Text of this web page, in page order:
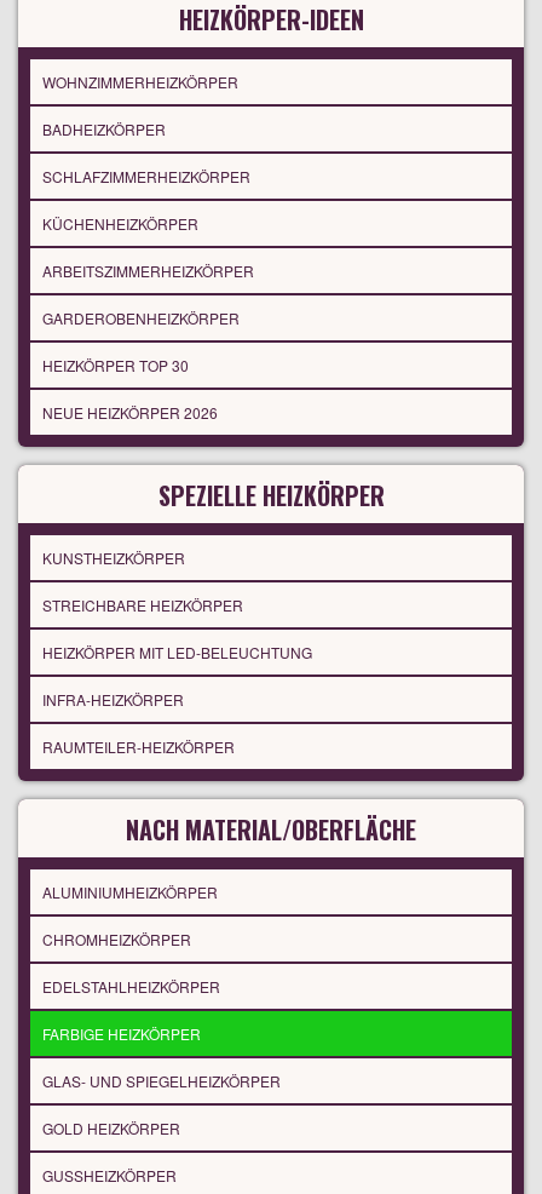
HEIZKÖRPER-IDEEN
WOHNZIMMERHEIZKÖRPER
BADHEIZKÖRPER
SCHLAFZIMMERHEIZKÖRPER
KÜCHENHEIZKÖRPER
ARBEITSZIMMERHEIZKÖRPER
GARDEROBENHEIZKÖRPER
HEIZKÖRPER TOP 30
NEUE HEIZKÖRPER 2026
SPEZIELLE HEIZKÖRPER
KUNSTHEIZKÖRPER
STREICHBARE HEIZKÖRPER
HEIZKÖRPER MIT LED-BELEUCHTUNG
INFRA-HEIZKÖRPER
RAUMTEILER-HEIZKÖRPER
NACH MATERIAL/OBERFLÄCHE
ALUMINIUMHEIZKÖRPER
CHROMHEIZKÖRPER
EDELSTAHLHEIZKÖRPER
FARBIGE HEIZKÖRPER
GLAS- UND SPIEGELHEIZKÖRPER
GOLD HEIZKÖRPER
GUSSHEIZKÖRPER